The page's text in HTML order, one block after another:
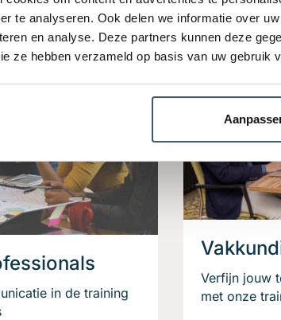
te analyseren. Ook delen we informatie over
en analyse. Deze partners kunnen deze
ze hebben verzameld op basis van uw gebruik
in de training
Verfijn jouw
met onze